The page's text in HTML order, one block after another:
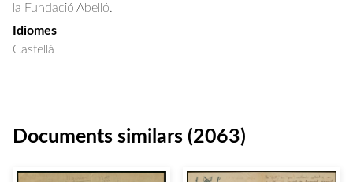
la Fundació Abelló.
Idiomes
Castellà
Documents similars (2063)